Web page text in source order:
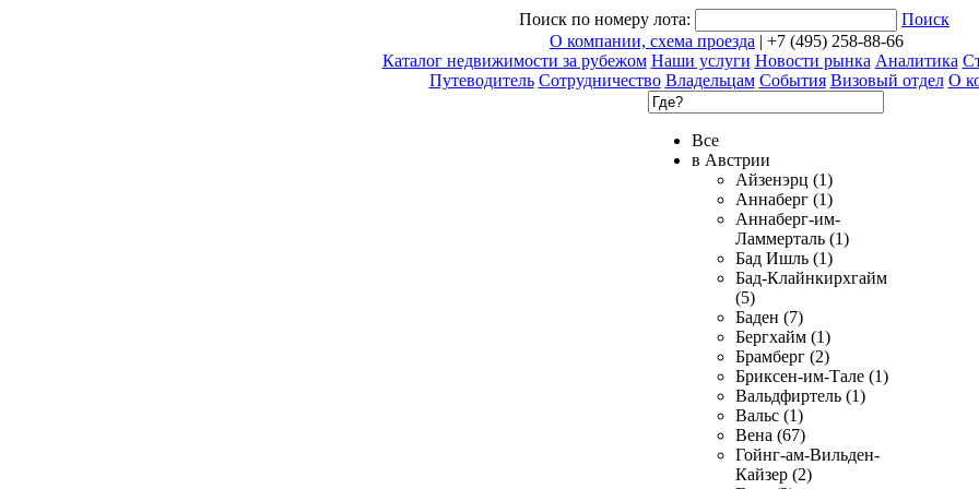
Поиск по номеру лота:
Поиск
О компании, схема проезда | +7 (495) 258-88-66
Каталог недвижимости за рубежом Наши услуги Новости рынка Аналитика
Путеводитель Сотрудничество Владельцам События Визовый отдел О
Все
в Австрии
Айзенэрц (1)
Аннаберг (1)
Аннаберг-им-
Ламмерталь (1)
Бад Ишль (1)
Бад-Клайнкирхгайм
(5)
Баден (7)
Бергхайм (1)
Брамберг (2)
Бриксен-им-Тале (1)
Вальдфиртель (1)
Вальс (1)
Вена (67)
Гойнг-ам-Вильден-
Кайзер (2)